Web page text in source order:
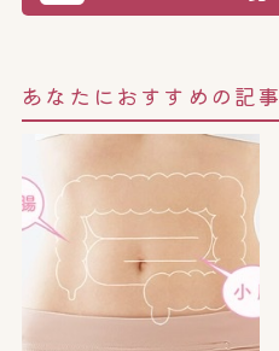
あなたにおすすめの記事